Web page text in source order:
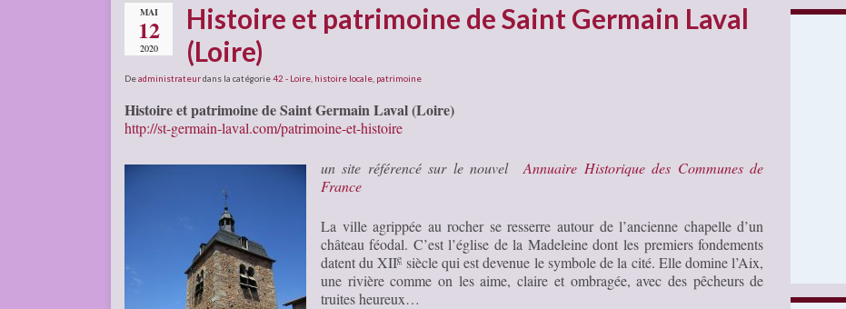
MAI
12
2020
Histoire et patrimoine de Saint Germain Laval
(Loire)
Deadministrateurdans la catégorie42 - Loire histoire locale patrimoine
Histoire et patrimoine de Saint Germain Laval (Loire)
http://st-germain-laval.com/patrimoine-et-histoire
un site référencé sur le nouvelAnnuaire Historique des Communes de
France
La ville agrippée au rocher se resserre autour de l’ancienne chapelle d’un
château féodal. C’est l’église de la Madeleine dont les premiers fondements
datent du XIIe siècle qui est devenue le symbole de la cité. Elle domine l’Aix,
une rivière comme on les aime, claire et ombragée, avec des pêcheurs de
truites heureux…